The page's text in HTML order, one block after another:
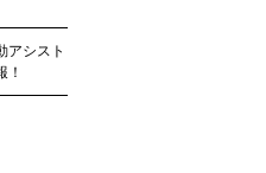
アシスト
！